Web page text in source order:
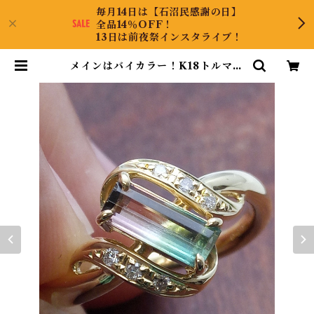
毎月14日は【石沼民感謝の日】
全品14％OFF！
13日は前夜祭インスタライブ！
メインはバイカラー！K18トルマリ